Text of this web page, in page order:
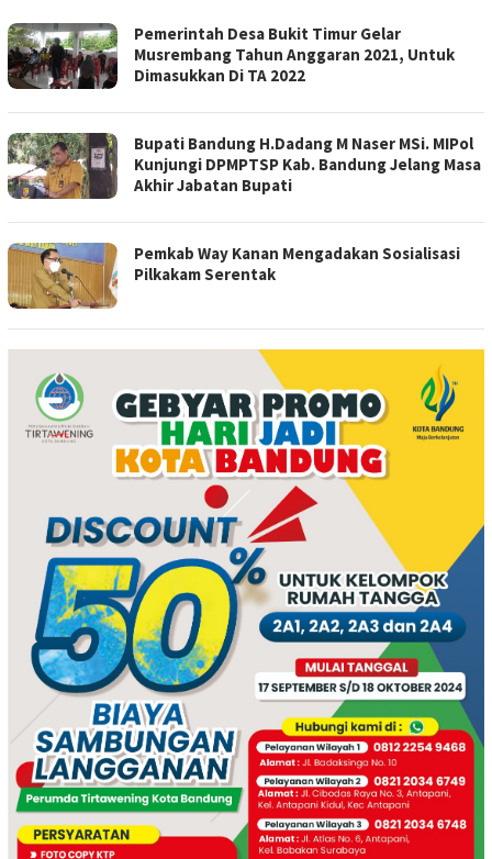
MEDIA
ARBITER
Pemerintah Desa Bukit Timur Gelar
Musrembang Tahun Anggaran 2021, Untuk
Dimasukkan Di TA 2022
Bupati Bandung H.Dadang M Naser MSi. MIPol
Kunjungi DPMPTSP Kab. Bandung Jelang Masa
Akhir Jabatan Bupati
Pemkab Way Kanan Mengadakan Sosialisasi
Pilkakam Serentak